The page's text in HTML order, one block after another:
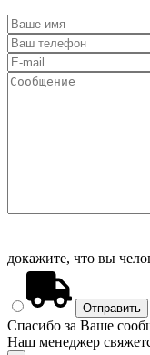
докажите, что вы
Спасибо за Ваше
Наш менеджер